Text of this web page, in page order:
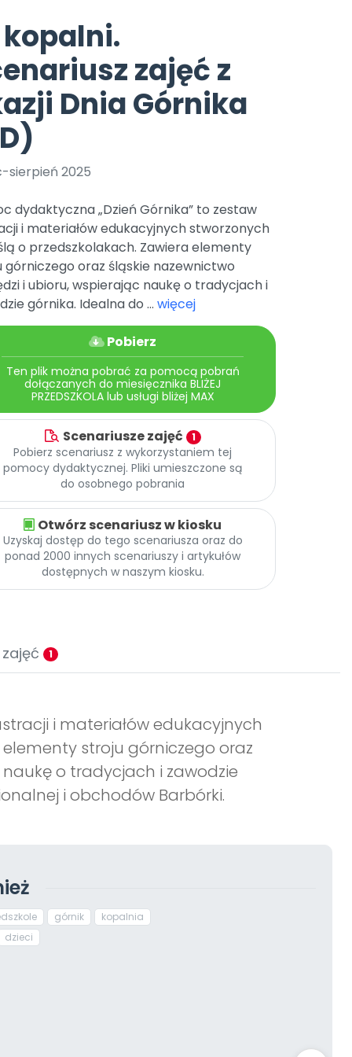
Pomoc
Nowości
Zapowiedzi
25 czerwca 2024 r. uzyskała
r. Nr decyzji:
Online.
Bliżej Pieska
Pomoc zwierzętom
Książka (dla) Przedszkolaka
Promowanie czytelnictwa
TikTok
Zobacz nas na TikToku
YouTube
Filmy edukacyjne
zajęć z
Dnia Górnika
sierpień 2025
dydaktyczna „Dzień Górnika” to zestaw
i materiałów edukacyjnych stworzonych
o przedszkolakach. Zawiera elementy
górniczego oraz śląskie nazewnictwo
i ubioru, wspierając naukę o tradycjach i
górnika. Idealna do ... więcej
Pobierz
Ten plik można pobrać za pomocą pobrań
dołączanych do miesięcznika BLIŻEJ
PRZEDSZKOLA lub usługi bliżej MAX
Scenariusze zajęć 1
Pobierz scenariusz z wykorzystaniem tej
pomocy dydaktycznej. Pliki umieszczone są
do osobnego pobrania
Otwórz scenariusz w kiosku
Uzyskaj dostęp do tego scenariusza oraz do
ponad 2000 innych scenariuszy i artykułów
dostępnych w naszym kiosku.
1
i materiałów edukacyjnych
stroju górniczego oraz
o tradycjach i zawodzie
i obchodów Barbórki.
górnik
kopalnia
dzieci